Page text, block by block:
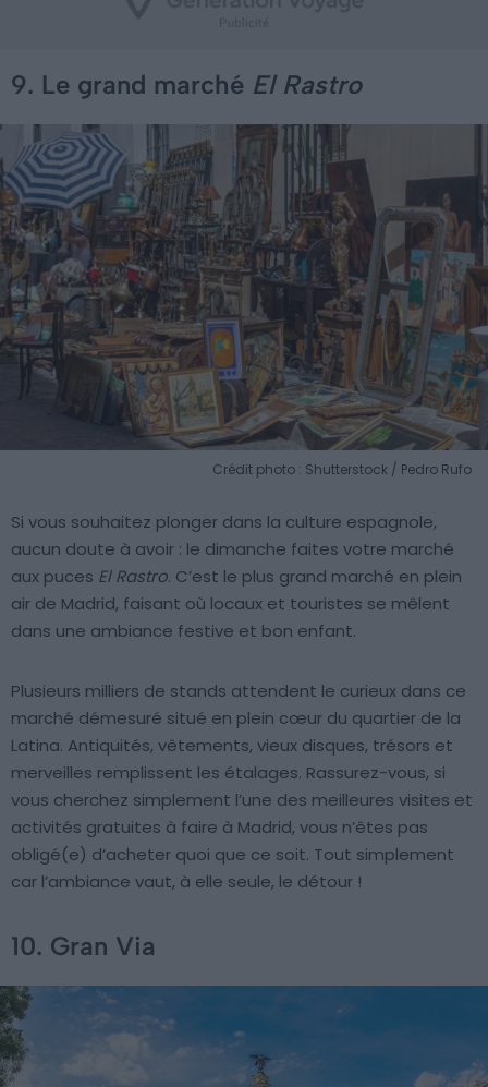
9. Le grand marché El Rastro
Crédit photo : Shutterstock / Pedro Rufo
Si vous souhaitez plonger dans la culture espagnole,
aucun doute à avoir : le dimanche faites votre marché
aux puces El Rastro. C’est le plus grand marché en plein
air de Madrid, faisant où locaux et touristes se mêlent
dans une ambiance festive et bon enfant.
Plusieurs milliers de stands attendent le curieux dans ce
marché démesuré situé en plein cœur du quartier de la
Latina. Antiquités, vêtements, vieux disques, trésors et
merveilles remplissent les étalages. Rassurez-vous, si
vous cherchez simplement l’une des meilleures visites et
activités gratuites à faire à Madrid, vous n’êtes pas
obligé(e) d’acheter quoi que ce soit. Tout simplement
car l’ambiance vaut, à elle seule, le détour !
10. Gran Via